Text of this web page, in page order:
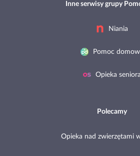
Inne serwisy grupy
Niania
Pomoc
Opieka seniora
Polecamy
Opieka nad zwierzętami